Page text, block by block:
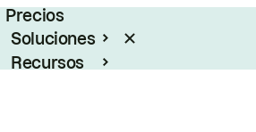
Precios
Soluciones
Recursos